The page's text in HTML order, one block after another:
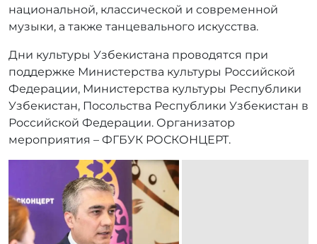
национальной, классической и современной
музыки, а также танцевального искусства.
Дни культуры Узбекистана проводятся при
поддержке Министерства культуры Российской
Федерации, Министерства культуры Республики
Узбекистан, Посольства Республики Узбекистан в
Российской Федерации. Организатор
мероприятия – ФГБУК РОСКОНЦЕРТ.